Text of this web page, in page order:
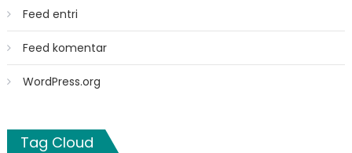
Feed entri
Feed komentar
WordPress.org
Tag Cloud